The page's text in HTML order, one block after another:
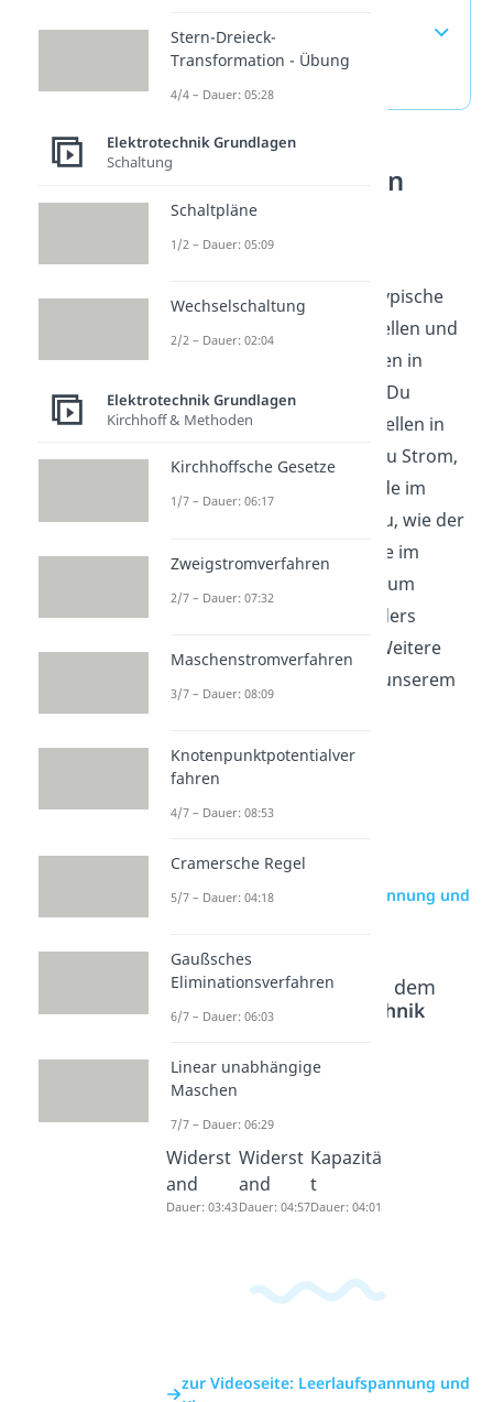
häufigste Fragen
Spannungsquellen
verstehen
Klemmenspannung sind typische
Größen bei Spannungsquellen und
gehören zu den Grundlagen in
elektrischen Schaltungen. Du
beschreibst Spannungsquellen in
Modellen und ordnest dazu Strom,
Spannung und Widerstände im
Stromkreis. So erkennst du, wie der
Innenwiderstand die Werte im
Betrieb verändert und warum
Messungen unter Last anders
ausfallen als im Leerlauf. Weitere
Videos dazu findest du in unserem
zur Videoseite: Leerlaufspannung und
Beliebte Inhalte aus dem
Bereich
Elektrotechnik
her
Widerst
and
Dauer: 03:43
cher
Widerst
and
Dauer: 04:57
Kapazitä
t
Dauer: 04:01
zur Videoseite: Leerlaufspannung und
Stern-Dreieck-
Transformation - Übung
4/4 – Dauer: 05:28
Elektrotechnik Grundlagen
Schaltung
Schaltpläne
1/2 – Dauer: 05:09
Wechselschaltung
2/2 – Dauer: 02:04
Elektrotechnik Grundlagen
Kirchhoff & Methoden
Kirchhoffsche Gesetze
1/7 – Dauer: 06:17
Zweigstromverfahren
2/7 – Dauer: 07:32
Maschenstromverfahren
3/7 – Dauer: 08:09
Knotenpunktpotentialver
fahren
4/7 – Dauer: 08:53
Cramersche Regel
5/7 – Dauer: 04:18
Gaußsches
Eliminationsverfahren
6/7 – Dauer: 06:03
Linear unabhängige
Maschen
7/7 – Dauer: 06:29